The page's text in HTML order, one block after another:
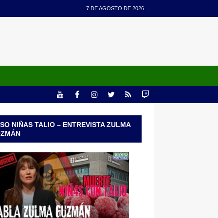
7 DE AGOSTO DE 2026
NIÑAS TALIO – ENTREVISTA ZULMA